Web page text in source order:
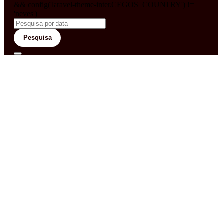
&& config('laravel-theme-inter.CEGOS_COUNTRY') !=
'neves')
Pesquisa